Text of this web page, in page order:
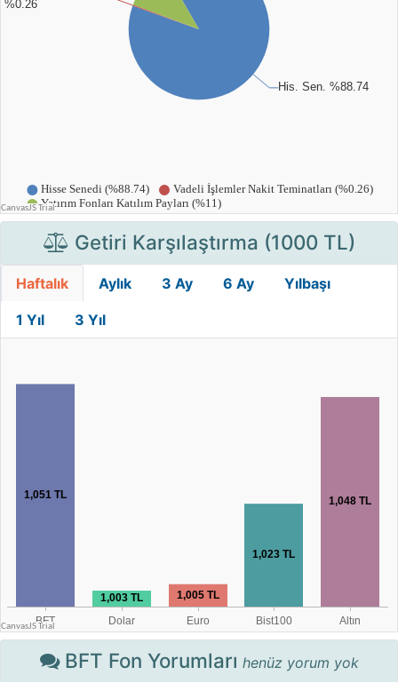
Getiri Karşılaştırma (1000 TL)
Haftalık Aylık 3 Ay 6 Ay Yılbaşı
1 Yıl 3 Yıl
BFT Fon Yorumları henüz yorum yok